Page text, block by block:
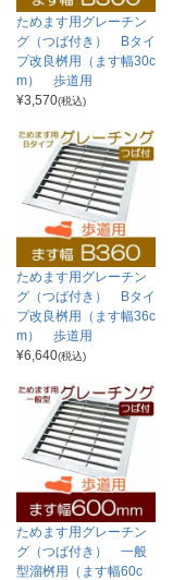
ためます用グレーチン
グ（つば付き） Bタイ
プ改良桝用（ます幅30c
m） 歩道用
¥3,570(税込)
ためます用グレーチン
グ（つば付き） Bタイ
プ改良桝用（ます幅36c
m） 歩道用
¥6,640(税込)
ためます用グレーチン
グ（つば付き） 一般
型溜桝用（ます幅60c